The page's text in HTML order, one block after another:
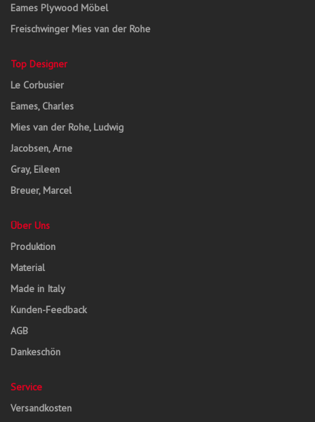
Eames Plywood Möbel
Freischwinger Mies van der Rohe
Top Designer
Le Corbusier
Eames, Charles
Mies van der Rohe, Ludwig
Jacobsen, Arne
Gray, Eileen
Breuer, Marcel
Über Uns
Produktion
Material
Made in Italy
Kunden-Feedback
AGB
Dankeschön
Service
Versandkosten